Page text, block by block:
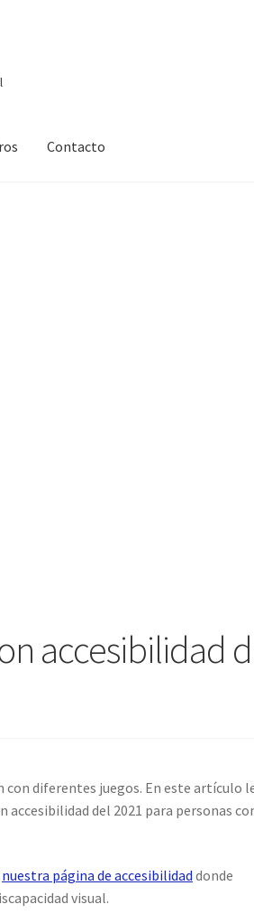
Contacto
accesibilidad
con diferentes juegos. En este artículo
del 2021 para personas
nuestra página de accesibilidad donde
visual.